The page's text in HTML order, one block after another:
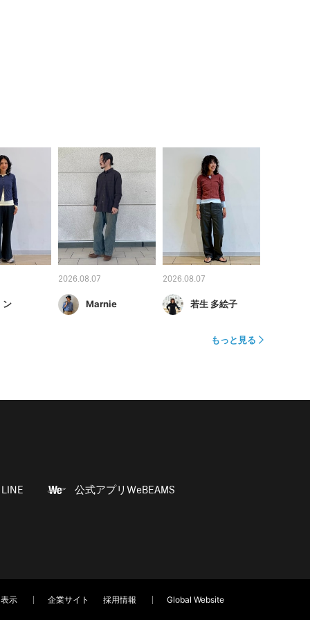
ン
2026.08.07
Marnie
2026.08.07
若生 多絵子
もっと見る
LINE 公式アプリWeBEAMS
示 企業サイト 採用情報 Global Website